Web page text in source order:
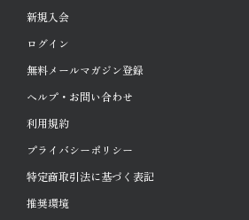
新規入会
ログイン
無料メールマガジン登録
ヘルプ・お問い合わせ
利用規約
プライバシーポリシー
特定商取引法に基づく表記
推奨環境